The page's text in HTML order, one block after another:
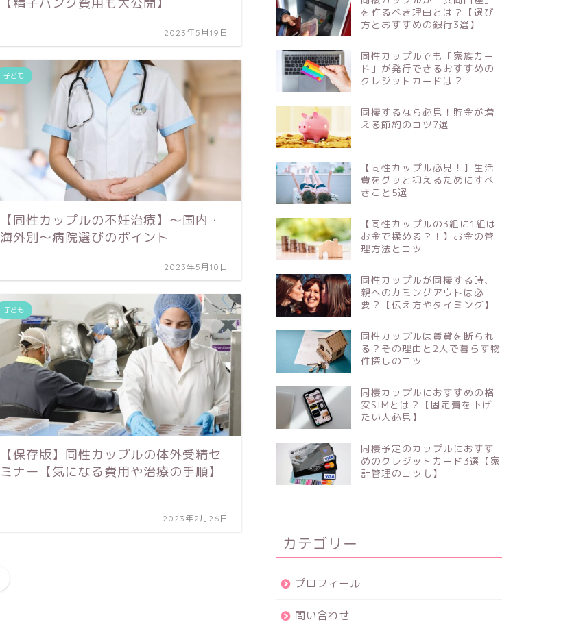
2023年5月19日
子ども
【同性カップルの不妊治療】〜国内・
海外別〜病院選びのポイント
2023年5月10日
子ども
【保存版】同性カップルの体外受精セ
ミナー【気になる費用や治療の手順】
2023年2月26日
を作るべき理由とは？【選び
方とおすすめの銀行3選】
同性カップルでも「家族カー
ド」が発行できるおすすめの
クレジットカードは？
同棲するなら必見！貯金が増
える節約のコツ7選
【同性カップル必見！】生活
費をグッと抑えるためにすべ
きこと5選
【同性カップルの3組に1組は
お金で揉める？！】お金の管
理方法とコツ
同性カップルが同棲する時、
親へのカミングアウトは必
要？【伝え方やタイミング】
同性カップルは賃貸を断られ
る？その理由と2人で暮らす物
件探しのコツ
同棲カップルにおすすめの格
安SIMとは？【固定費を下げ
たい人必見】
同棲予定のカップルにおすす
めのクレジットカード3選【家
計管理のコツも】
カテゴリー
プロフィール
問い合わせ